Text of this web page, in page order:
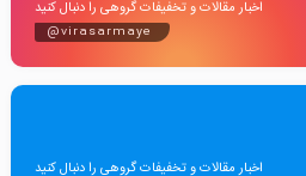
اخبار مقالات و تخفیفات گروهی را دنبال کنید
@virasarmaye
اخبار مقالات و تخفیفات گروهی را دنبال کنید